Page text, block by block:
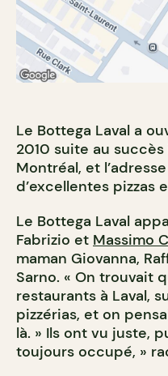
Le Bottega Laval a
2010 suite au
Montréal, et
d’excellentes pizzas
Le Bottega Laval
Fabrizio et Massimo
maman Giovanna,
Sarno. « On trouvait
restaurants à Laval,
pizzérias, et on
là. » Ils ont vu juste,
toujours occupé, »